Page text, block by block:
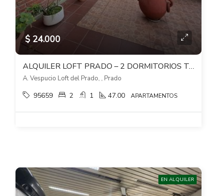
$ 24.000
ALQUILER LOFT PRADO – 2 DORMITORIOS TODO PB CON JARDIN Y PATIO
A. Vespucio Loft del Prado, , Prado
95659 2 1 47.00 APARTAMENTOS
EN ALQUILER